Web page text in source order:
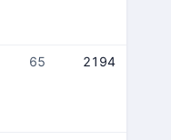
65 2194